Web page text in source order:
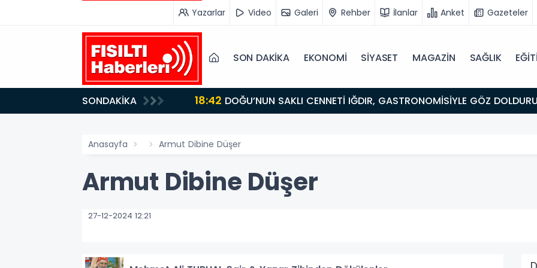
Yazarlar Video Galeri Rehber İlanlar Anket Gazeteler
SON DAKİKA EKONOMİ SİYASET MAGAZİN SAĞLIK
SONDAKİKA 18:42
KÜLTÜRÜNÜN BULUŞMA NOKTASI
Anasayfa Armut Dibine Düşer
Armut Dibine Düşer
27-12-2024 12:21